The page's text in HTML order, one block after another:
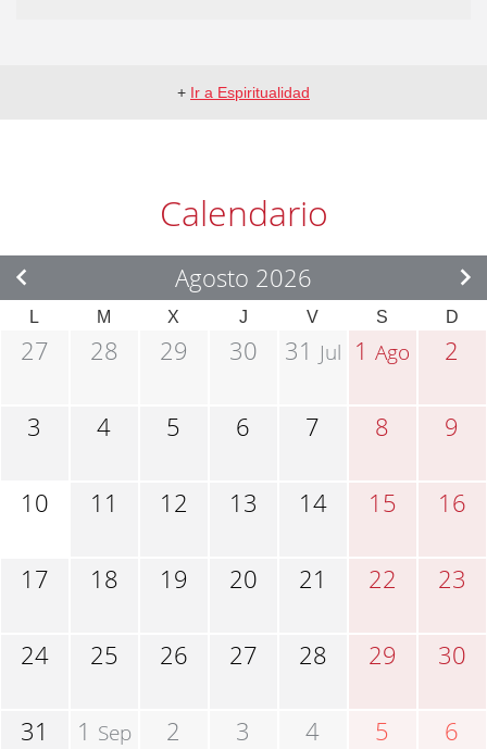
+ Ir a Espiritualidad
Calendario
Agosto 2026
L M X J V S D
27 28 29 30 31 Jul 1Ago 2
3 4 5 6 7 8 9
10 11 12 13 14 15 16
17 18 19 20 21 22 23
24 25 26 27 28 29 30
31 1 Sep 2 3 4 5 6